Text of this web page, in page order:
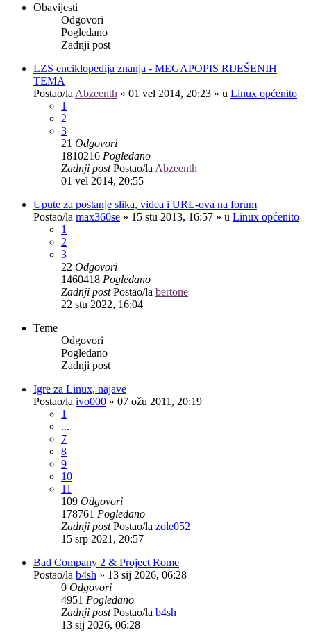
Obavijesti
Odgovori
Pogledano
Zadnji post
LZS enciklopedija znanja - MEGAPOPIS RIJEŠENIH
TEMA
Postao/la Abzeenth » 01 vel 2014, 20:23 » u Linux općenito
1
2
3
21 Odgovori
1810216 Pogledano
Zadnji postPostao/la Abzeenth
01 vel 2014, 20:55
Upute za postanje slika, videa i URL-ova na forum
Postao/la max360se » 15 stu 2013, 16:57 » u Linux općenito
1
2
3
22 Odgovori
1460418 Pogledano
Zadnji postPostao/la bertone
22 stu 2022, 16:04
Teme
Odgovori
Pogledano
Zadnji post
Igre za Linux, najave
Postao/la ivo000 » 07 ožu 2011, 20:19
1
...
7
8
9
10
11
109 Odgovori
178761 Pogledano
Zadnji postPostao/la zole052
15 srp 2021, 20:57
Bad Company 2 & Project Rome
Postao/la b4sh » 13 sij 2026, 06:28
0 Odgovori
4951 Pogledano
Zadnji postPostao/la b4sh
13 sij 2026, 06:28